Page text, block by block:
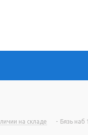
на складе - Бязь наб